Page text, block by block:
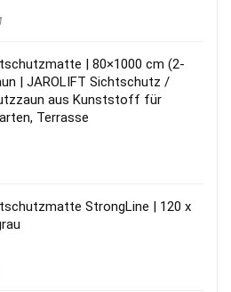
| 80×1000 cm (2-
| JAROLIFT Sichtschutz /
aus Kunststoff für
Terrasse
StrongLine | 120 x